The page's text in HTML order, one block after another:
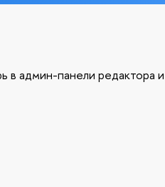
админ-панели редактора